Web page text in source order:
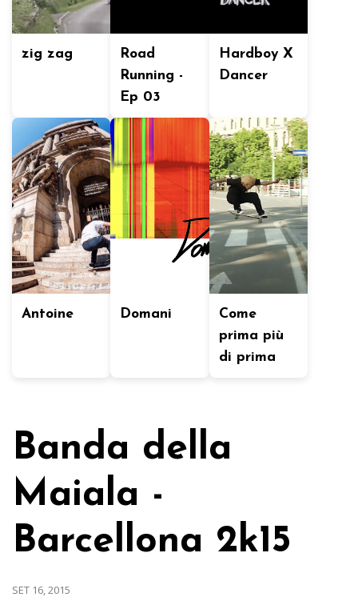
zig zag
Road
Running -
Ep 03
Hardboy X
Dancer
Antoine Domani
Come
prima più
di prima
Banda della
Maiala -
Barcellona 2k15
SET 16, 2015